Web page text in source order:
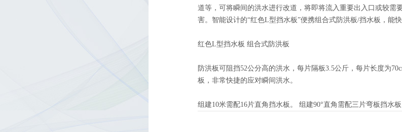
道等，可将瞬间的洪水进行改道，将即将流入重要出入口或较
害。智能设计的“红色L型挡水板”便携组合式防洪板/挡水板，能
红色L型挡水板 组合式防洪板
防洪板可阻挡52公分高的洪水，每片隔板3.5公斤，每片长度为
板，非常快捷的应对瞬间洪水。
组建10米需配16片直角挡水板。 组建90°直角需配三片弯板挡水